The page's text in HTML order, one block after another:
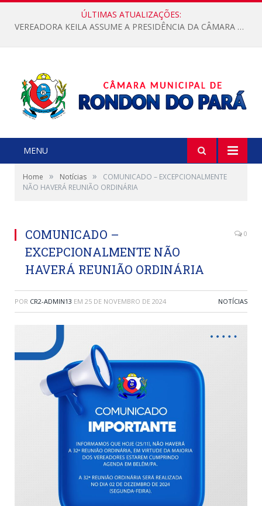
ÚLTIMAS ATUALIZAÇÕES:
VEREADORA KEILA ASSUME A PRESIDÊNCIA DA CÂMARA MUNICIPAL.
MENU
Home » Notícias »
COMUNICADO – EXCEPCIONALMENTE
NÃO HAVERÁ REUNIÃO ORDINÁRIA
COMUNICADO –
EXCEPCIONALMENTE NÃO
HAVERÁ REUNIÃO ORDINÁRIA
0
POR CR2-ADMIN13 EM 25 DE NOVEMBRO DE 2024 NOTÍCIAS